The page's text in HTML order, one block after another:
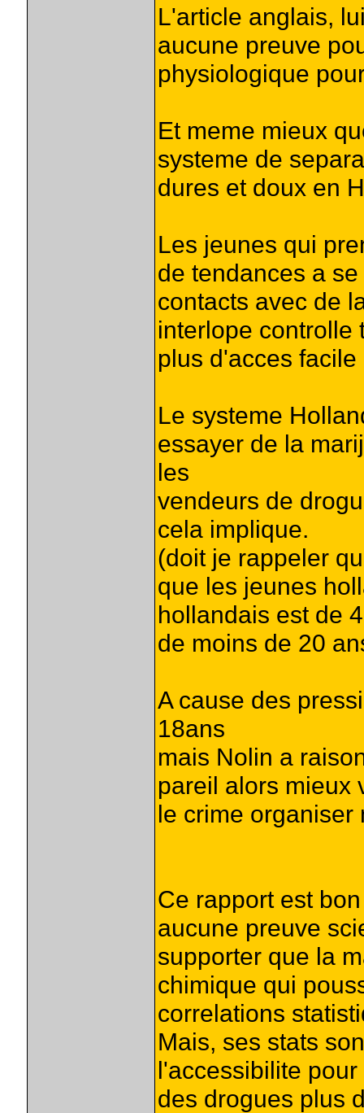
L'article anglais,
aucune preuve
physiologique
Et meme mieux
systeme de
dures et doux en
Les jeunes qui
de tendances a
contacts avec de
interlope controlle
plus d'acces
Le systeme
essayer de la
les
vendeurs de
cela implique.
(doit je rappeler
que les jeunes
hollandais est de
de moins de 20
A cause des
18ans
mais Nolin a
pareil alors mieux
le crime organiser
Ce rapport est
aucune preuve
supporter que la
chimique qui
correlations
Mais, ses stats
l'accessibilite
des drogues plus